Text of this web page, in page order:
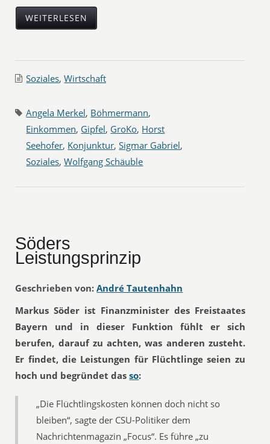
WEITERLESEN
Soziales,Wirtschaft
Angela Merkel, Böhmermann,
Einkommen, Gipfel, GroKo, Horst
Seehofer, Konjunktur,Sigmar Gabriel,
Soziales,Wolfgang Schäuble
Söders
Leistungsprinzip
Geschrieben von: André Tautenhahn
Markus Söder ist Finanzminister des Freistaates
Bayern und in dieser Funktion fühlt er sich
berufen, darauf zu achten, was anderen zusteht.
Er findet, die Leistungen für Flüchtlinge seien zu
hoch und begründet dasso:
„Die Flüchtlingskosten können doch nicht so
bleiben“, sagte der CSU-Politiker dem
Nachrichtenmagazin „Focus“. Es führe „zu